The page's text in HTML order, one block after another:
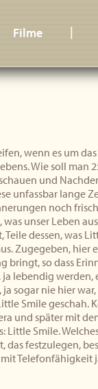
Filme |
wenn es um
Wie soll man
und
unfassbar lange
noch
unser Leben
Teile dessen, was
Zugegeben, hier
bringt, so dass
lebendig werden,
sogar nie hier
Smile geschah.
und später mit
Smile.
festzulegen,
Telefonfähigkeit